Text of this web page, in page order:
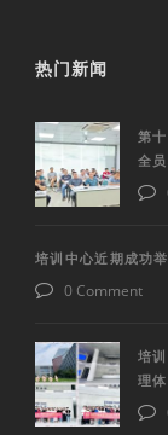
热门新闻
第
全
培训中心近期成功
0 Comment
培
理